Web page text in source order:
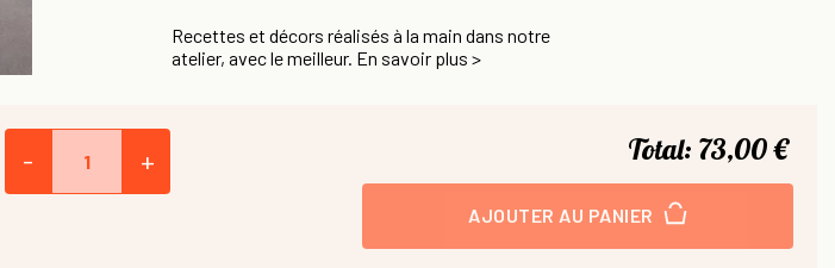
Recettes et décors réalisés à la main dans notre
atelier, avec le meilleur. En savoir plus >
- + Total: 73,00 €
AJOUTER AU PANIER